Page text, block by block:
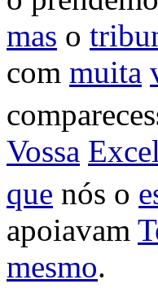
mas o
com muita
Vossa
que nós o
apoiavam
mesmo.